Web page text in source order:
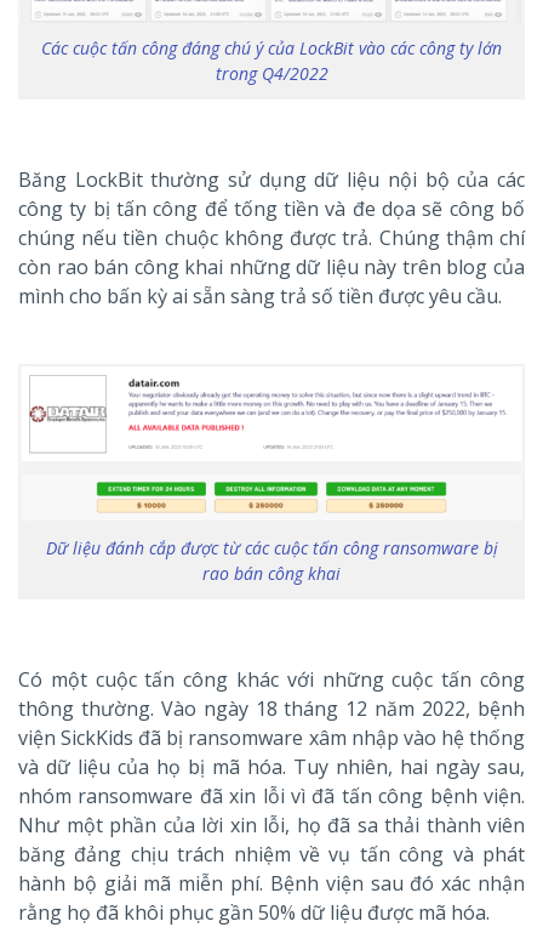
Các cuộc tấn công đáng chú ý của LockBit vào các công ty lớn
trong Q4/2022
Băng LockBit thường sử dụng dữ liệu nội bộ của các
công ty bị tấn công để tống tiền và đe dọa sẽ công bố
chúng nếu tiền chuộc không được trả. Chúng thậm chí
còn rao bán công khai những dữ liệu này trên blog của
mình cho bấn kỳ ai sẵn sàng trả số tiền được yêu cầu.
Dữ liệu đánh cắp được từ các cuộc tấn công ransomware bị
rao bán công khai
Có một cuộc tấn công khác với những cuộc tấn công
thông thường. Vào ngày 18 tháng 12 năm 2022, bệnh
viện SickKids đã bị ransomware xâm nhập vào hệ thống
và dữ liệu của họ bị mã hóa. Tuy nhiên, hai ngày sau,
nhóm ransomware đã xin lỗi vì đã tấn công bệnh viện.
Như một phần của lời xin lỗi, họ đã sa thải thành viên
băng đảng chịu trách nhiệm về vụ tấn công và phát
hành bộ giải mã miễn phí. Bệnh viện sau đó xác nhận
rằng họ đã khôi phục gần 50% dữ liệu được mã hóa.